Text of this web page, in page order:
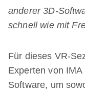
anderer 3D-
schnell wie mit
Für dieses VR-
Experten von
Software, um